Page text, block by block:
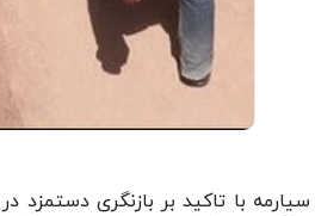
سیارمه با تاکید بر بازنگری